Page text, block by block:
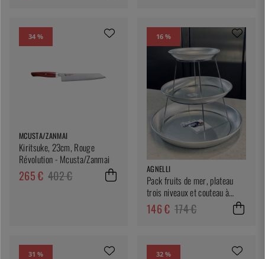
34 %
MCUSTA/ZANMAI
Kiritsuke, 23cm, Rouge
Révolution - Mcusta/Zanmai
265 € 402 €
16 %
AGNELLI
Pack fruits de mer, plateau
trois niveaux et couteau à
huîtres
146 € 174 €
31 % 32 %